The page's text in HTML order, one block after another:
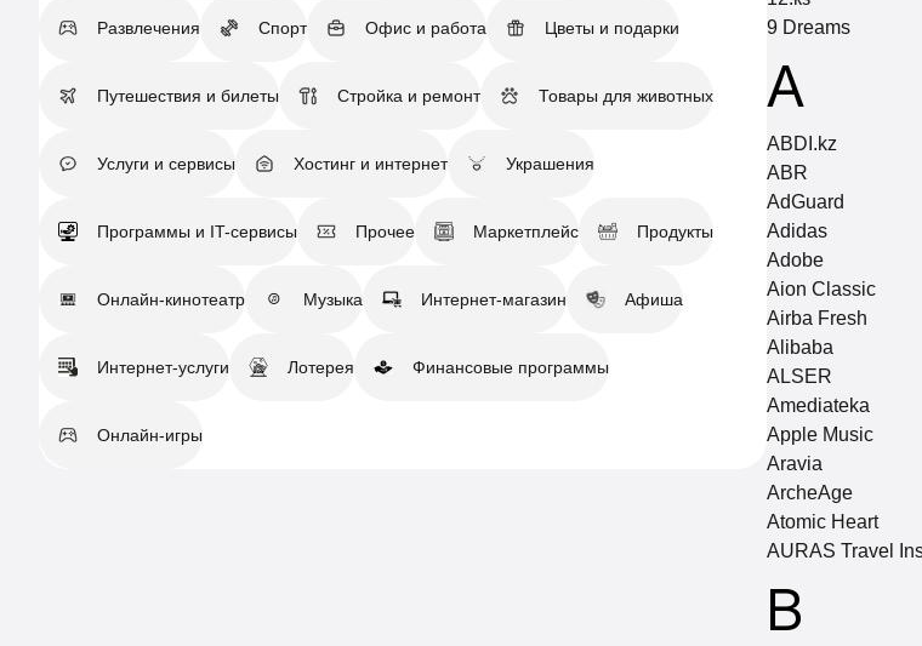
Развлечения Спорт Офис и работа Цветы и подарки
Путешествия и билеты Стройка и ремонт Товары для животных
Услуги и сервисы Хостинг и интернет Украшения
Программы и IT-сервисы Прочее Маркетплейс Продукты
Онлайн-кинотеатр Музыка Интернет-магазин Афиша
Интернет-услуги Лотерея Финансовые программы
Онлайн-игры
9 Dreams
A
ABDI.kz
ABR
AdGuard
Adidas
Adobe
Aion Classic
Airba Fresh
Alibaba
ALSER
Amediateka
Apple Music
Aravia
ArcheAge
Atomic Heart
AURAS Travel
B